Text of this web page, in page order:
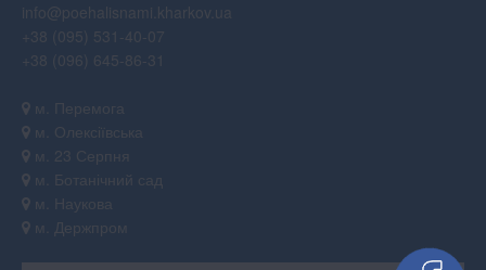
info@poehalisnami.kharkov.ua
+38 (095) 531-40-07
+38 (096) 645-86-31
м. Перемога
м. Олексіївська
м. 23 Серпня
м. Ботанічний сад
м. Наукова
м. Держпром